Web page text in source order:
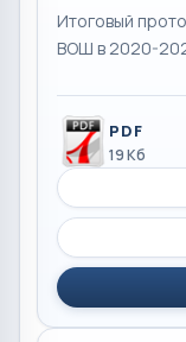
Итоговый
ВОШ в 2020-
PDF
19 Кб